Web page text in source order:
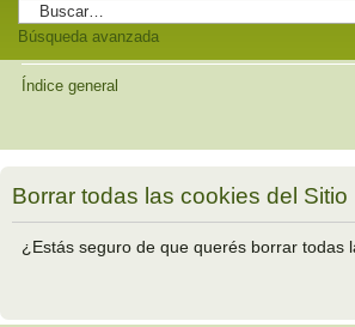
Búsqueda avanzada
Índice general
Borrar todas las cookies del Sitio
¿Estás seguro de que querés borrar todas